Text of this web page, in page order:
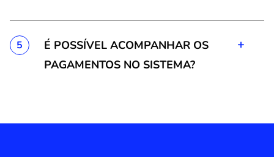
5
É POSSÍVEL ACOMPANHAR OS
PAGAMENTOS NO SISTEMA?
+